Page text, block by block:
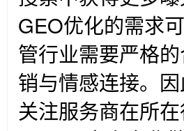
GEO优化的需求
管行业需要严格
销与情感连接。
关注服务商在所